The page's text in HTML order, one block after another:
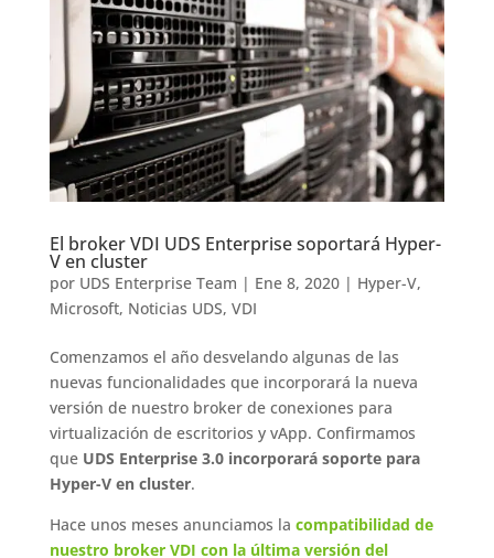
El broker VDI UDS Enterprise soportará Hyper-
V en cluster
por UDS Enterprise Team | Ene 8, 2020| Hyper-V,
Microsoft, Noticias UDS, VDI
Comenzamos el año desvelando algunas de las
nuevas funcionalidades que incorporará la nueva
versión de nuestro broker de conexiones para
virtualización de escritorios y vApp. Confirmamos
que UDS Enterprise 3.0 incorporará soporte para
Hyper-V en cluster.
Hace unos meses anunciamos la compatibilidad de
nuestro broker VDI con la última versión del